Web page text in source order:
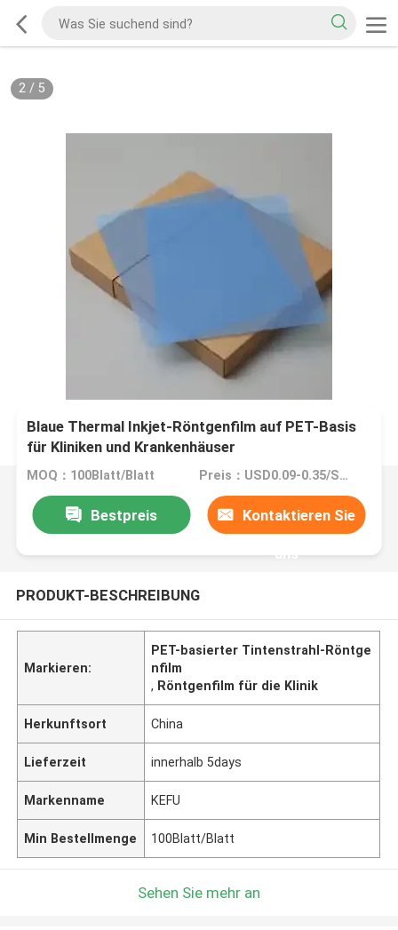
2/ 5
Blaue Thermal Inkjet-Röntgenfilm auf PET-Basis
für Kliniken und Krankenhäuser
MOQ：100Blatt/Blatt Preis：USD0.09-0.35/Sheet
Bestpreis Kontaktieren Sie
uns
PRODUKT-BESCHREIBUNG
Markieren:
PET-basierter Tintenstrahl-Röntge
nfilm
, Röntgenfilm für die Klinik
Herkunftsort China
Lieferzeit innerhalb 5days
Markenname KEFU
Min Bestellmenge 100Blatt/Blatt
Sehen Sie mehr an